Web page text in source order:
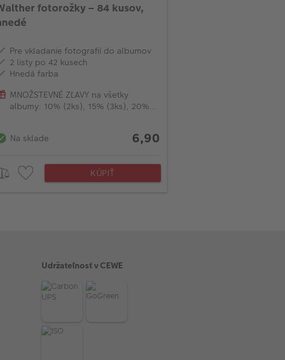
fotorožky – 84 kusov,
Pre vkladanie fotografií do albumov
2 listy po 42 kusech
Hnedá farba
MNOŽSTEVNÉ ZĽAVY na všetky
albumy: 10% (2ks), 15% (3ks), 20%
Na sklade
6,90
KÚPIŤ
Udržateľnosť v CEWE